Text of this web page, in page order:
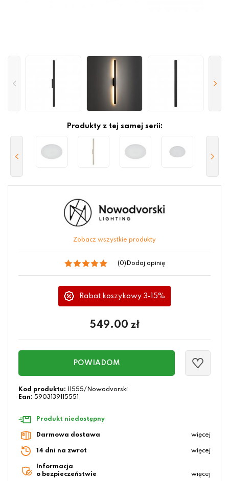
Produkty z tej samej serii:
Zobacz wszystkie produkty
(0) Dodaj opinię
Rabat koszykowy 3-15%
549.00 zł
POWIADOM
Kod produktu:
11555/Nowodvorski
Ean: 5903139115551
Produkt niedostępny
Darmowa dostawa więcej
14 dni na zwrot więcej
Informacja
o bezpieczeństwie
więcej